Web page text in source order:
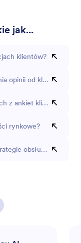
jak...
klientów?
opinii od klientów?
z ankiet klientów?
rynkowe?
obsługi klienta